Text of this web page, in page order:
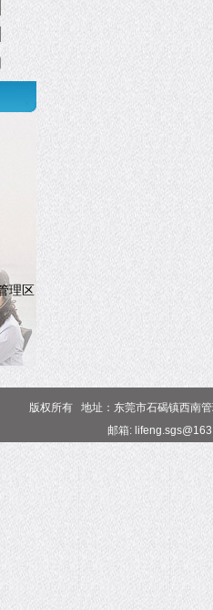
理区
版权所有 地址：东莞市石碣镇西南
邮箱: